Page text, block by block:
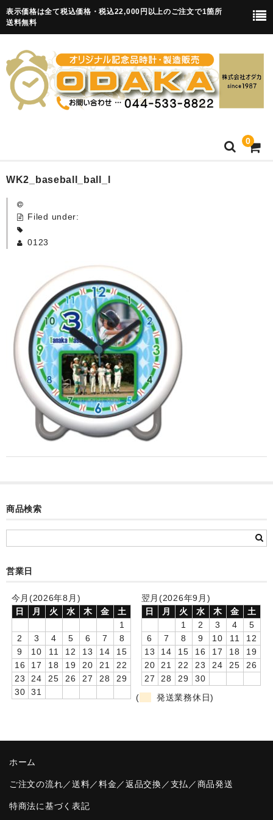
表示価格は全て税込価格・税込22,000円以上のご注文で1箇所
送料無料
0
HOME
卒園記念品
カード付フォトフレームクロック(集合)
目覚まし時計(集合＋個別)
メロディ時計(集合)
音声時計(集合)
目覚まし時計(個別)
お絵かきギャラリープラス(絵＋個別)
メロディ時計(個別)
お絵かきギャラリー
卒園DVDアルバム
卒業記念品
音声入りフォトフレームクロック(集合)
音声入りフォトフレームクロック(校歌)
スポーツウォッチ
WK2_baseball_ball_l
Filed under:
0123
商品検索
営業日
今月(2026年8月)
日
月 火 水 木 金
土
1
2
3 4 5 6 7
8
9
10 11 12 13 14
15
16
17 18 19 20 21
22
23
24 25 26 27 28
29
30
31
翌月(2026年9月)
日
月 火 水 木 金
土
1
2 3 4
5
6
7 8 9 10 11
12
13
14 15 16 17 18
19
20
21 22 23 24 25
26
27
28 29
30
(
発送業務休日)
ホーム
ご注文の流れ／送料／料金／返品交換／支払／商品発送
特商法に基づく表記